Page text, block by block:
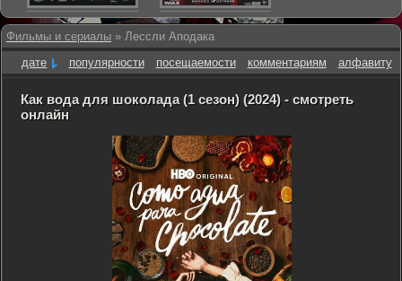
Фильмы и сериалы » Лессли Аподака
дате
популярности посещаемости комментариям алфавиту
Как вода для шоколада (1 сезон) (2024) - смотреть
онлайн